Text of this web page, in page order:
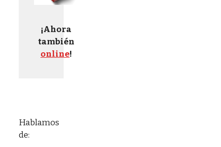
¡Ahora
también
online!
Hablamos
de: